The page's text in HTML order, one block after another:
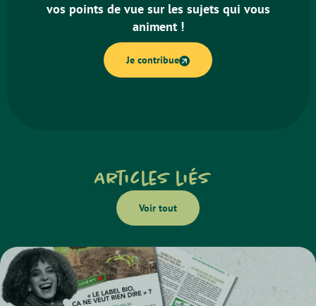
vos points de vue sur les sujets qui vous
animent !
Je contribue
Articles liés
Voir tout